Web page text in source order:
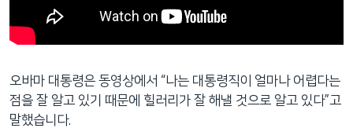
오바마 대통령은 동영상에서 “나는 대통령직이 얼마나 어렵다는
점을 잘 알고 있기 때문에 힐러리가 잘 해낼 것으로 알고 있다”고
말했습니다.